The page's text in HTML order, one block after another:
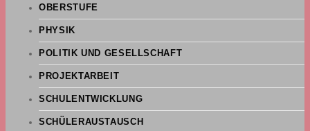
OBERSTUFE
PHYSIK
POLITIK UND GESELLSCHAFT
PROJEKTARBEIT
SCHULENTWICKLUNG
SCHÜLERAUSTAUSCH